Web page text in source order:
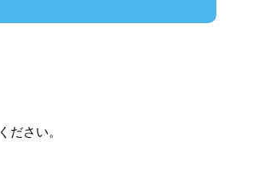
ださい。